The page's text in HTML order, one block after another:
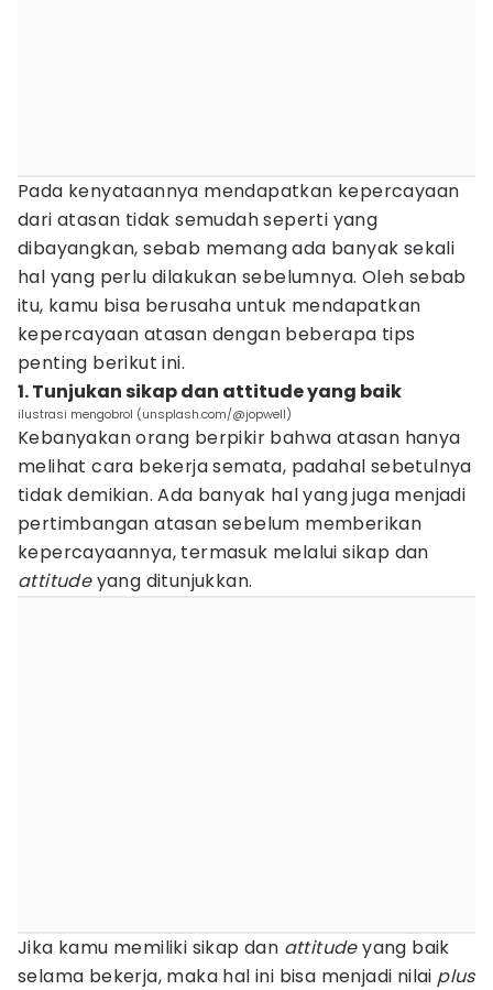
Pada kenyataannya mendapatkan kepercayaan
dari atasan tidak semudah seperti yang
dibayangkan, sebab memang ada banyak sekali
hal yang perlu dilakukan sebelumnya. Oleh sebab
itu, kamu bisa berusaha untuk mendapatkan
kepercayaan atasan dengan beberapa tips
penting berikut ini.
1. Tunjukan sikap dan attitude yang baik
ilustrasi mengobrol (unsplash.com/@jopwell)
Kebanyakan orang berpikir bahwa atasan hanya
melihat cara bekerja semata, padahal sebetulnya
tidak demikian. Ada banyak hal yang juga menjadi
pertimbangan atasan sebelum memberikan
kepercayaannya, termasuk melalui sikap dan
attitudeyang ditunjukkan.
Jika kamu memiliki sikap dan attitudeyang baik
selama bekerja, maka hal ini bisa menjadi nilai plus